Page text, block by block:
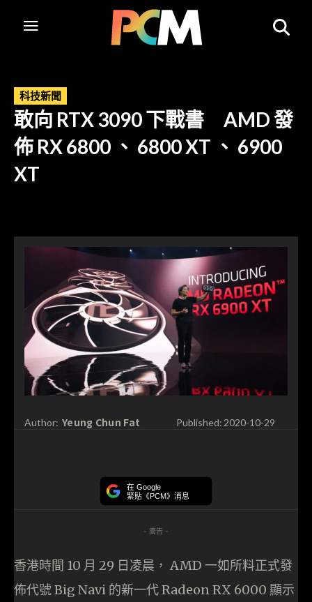
科技新聞
敢向 RTX 3090 下戰書 AMD 發
佈 RX 6800 、 6800 XT 、 6900
XT
Author: Yeung Chun Fat Published: 2020-10-29
在 Google
緊貼《PCM》消息
- 廣告 -
香港時間 10 月 29 日凌晨， AMD 一如所料正式發
佈代號 Big Navi 的新一代 Radeon RX 6000 顯示